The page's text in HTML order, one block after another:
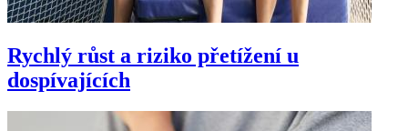
Rychlý růst a riziko přetížení u
dospívajících